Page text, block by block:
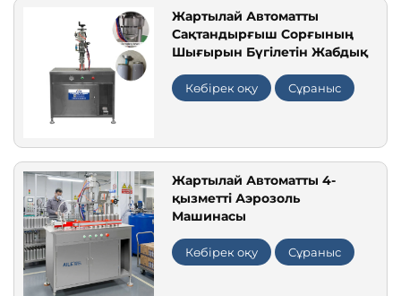
Жартылай Автоматты
Сақтандырғыш Сорғының
Шығырын Бүгілетін Жабдық
Көбірек оқу Сұраныс
Жартылай Автоматты 4-
қызметті Аэрозоль
Машинасы
Көбірек оқу Сұраныс